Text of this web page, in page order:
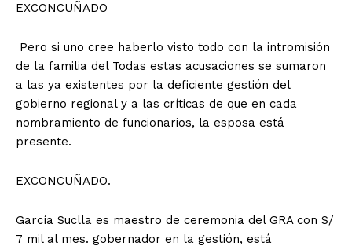
EXCONCUÑADO
Pero si uno cree haberlo visto todo con la intromisión
de la familia del Todas estas acusaciones se sumaron
a las ya existentes por la deficiente gestión del
gobierno regional y a las críticas de que en cada
nombramiento de funcionarios, la esposa está
presente.
EXCONCUÑADO.
García Suclla es maestro de ceremonia del GRA con S/
7 mil al mes. gobernador en la gestión, está